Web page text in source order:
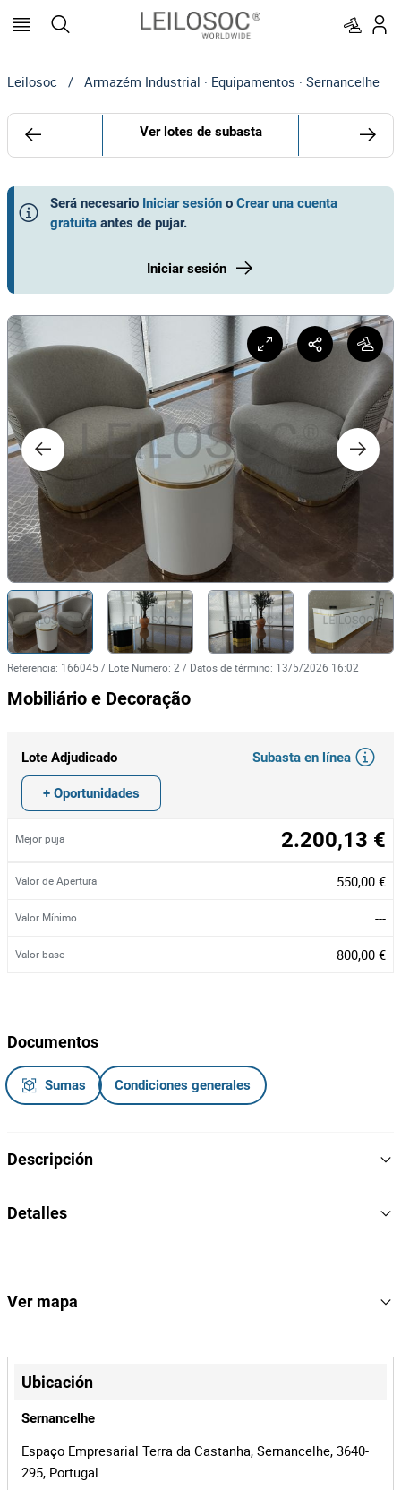
Leilosoc / Armazém Industrial · Equipamentos · Sernancelhe
Ver lotes de subasta
Será necesario Iniciar sesión o Crear una cuenta
gratuita antes de pujar.
Iniciar sesión
Referencia: 166045 / Lote Numero: 2 / Datos de término: 13/5/2026 16:02
Mobiliário e Decoração
Lote Adjudicado Subasta en línea
+ Oportunidades
Mejor puja 2.200,13 €
Valor de Apertura 550,00 €
Valor Mínimo ---
Valor base 800,00 €
Documentos
Sumas Condiciones generales
Descripción
- Balcão de atendimento com cerca 4,5m de comprimento;
- 2 Sofás;
Notas Informativas
- Acresce IVA.
Detalles
Referencia
Entidade OSP, LDA
Id de la
subasta
Id del lote 166045
Ver mapa
+
−
Ubicación
Sernancelhe
Espaço Empresarial Terra da Castanha, Sernancelhe, 3640-
295, Portugal